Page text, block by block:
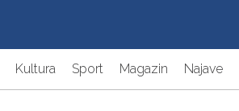
Kultura Sport Magazin Najave